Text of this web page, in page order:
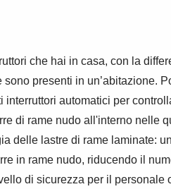
che hai in casa, con la
presenti in un’abitazione.
automatici per
di rame nudo all'interno
delle lastre di rame laminate:
in rame nudo, riducendo il
di sicurezza per il